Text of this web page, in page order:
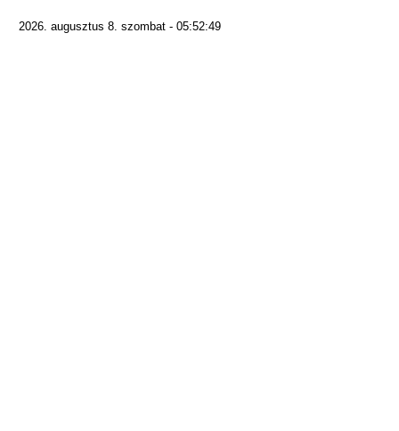
2026. augusztus 8. szombat - 05:52:49